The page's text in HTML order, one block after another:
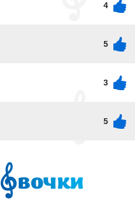
4
5
3
5